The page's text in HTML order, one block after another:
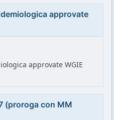
approvate
approvate WGIE
(proroga con MM